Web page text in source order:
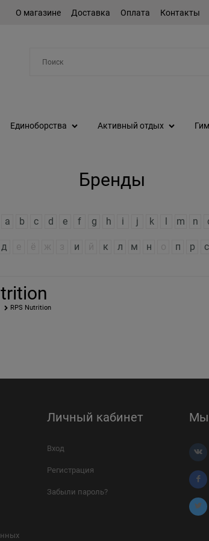
О магазине Доставка Оплата Контакты
Единоборства Активный отдых
Бренды
a b c d e f g h i j k m n
д и к л м н п р с
RPS Nutrition
Личный кабинет
Вход
Регистрация
Забыли пароль?
Мы